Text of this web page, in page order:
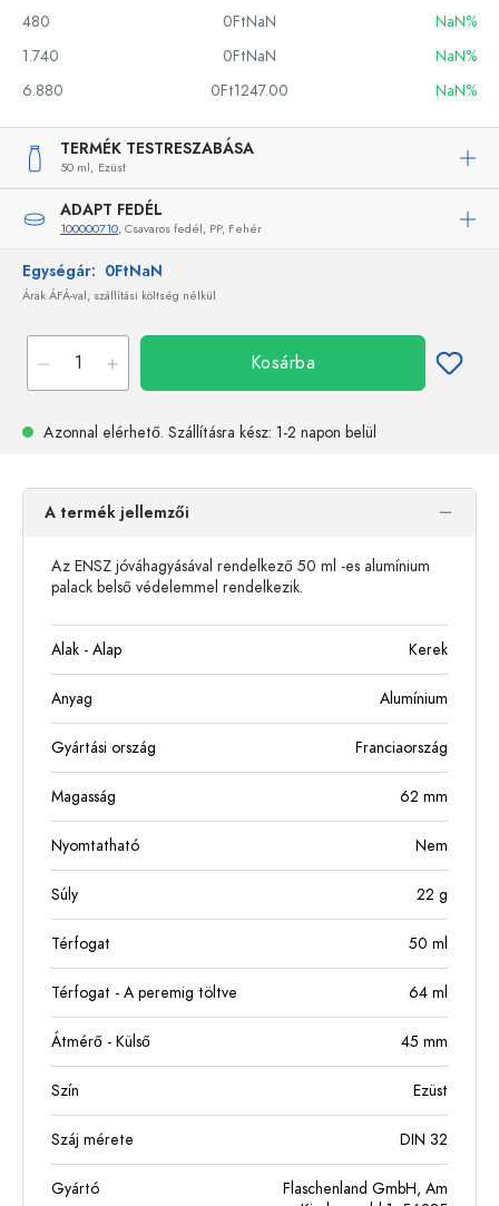
480
0FtNaN
NaN%
1.740
0FtNaN
NaN%
6.880
0Ft1247.00 NaN%
TERMÉK TESTRESZABÁSA
50 ml, Ezüst
ADAPT FEDÉL
100000710, Csavaros fedél, PP, Fehér
Egységár: 0FtNaN
Árak ÁFÁ-val, szállítási költség nélkül
Kosárba
Azonnal elérhető. Szállításra kész: 1-2 napon belül
A termék jellemzői
Az ENSZ jóváhagyásával rendelkező 50 ml -es alumínium
palack belső védelemmel rendelkezik.
Alak - Alap Kerek
Anyag Alumínium
Gyártási ország Franciaország
Magasság 62 mm
Nyomtatható Nem
Súly 22 g
Térfogat 50 ml
Térfogat - A peremig töltve 64 ml
Átmérő - Külső 45 mm
Szín Ezüst
Száj mérete DIN 32
Gyártó
Flaschenland GmbH, Am